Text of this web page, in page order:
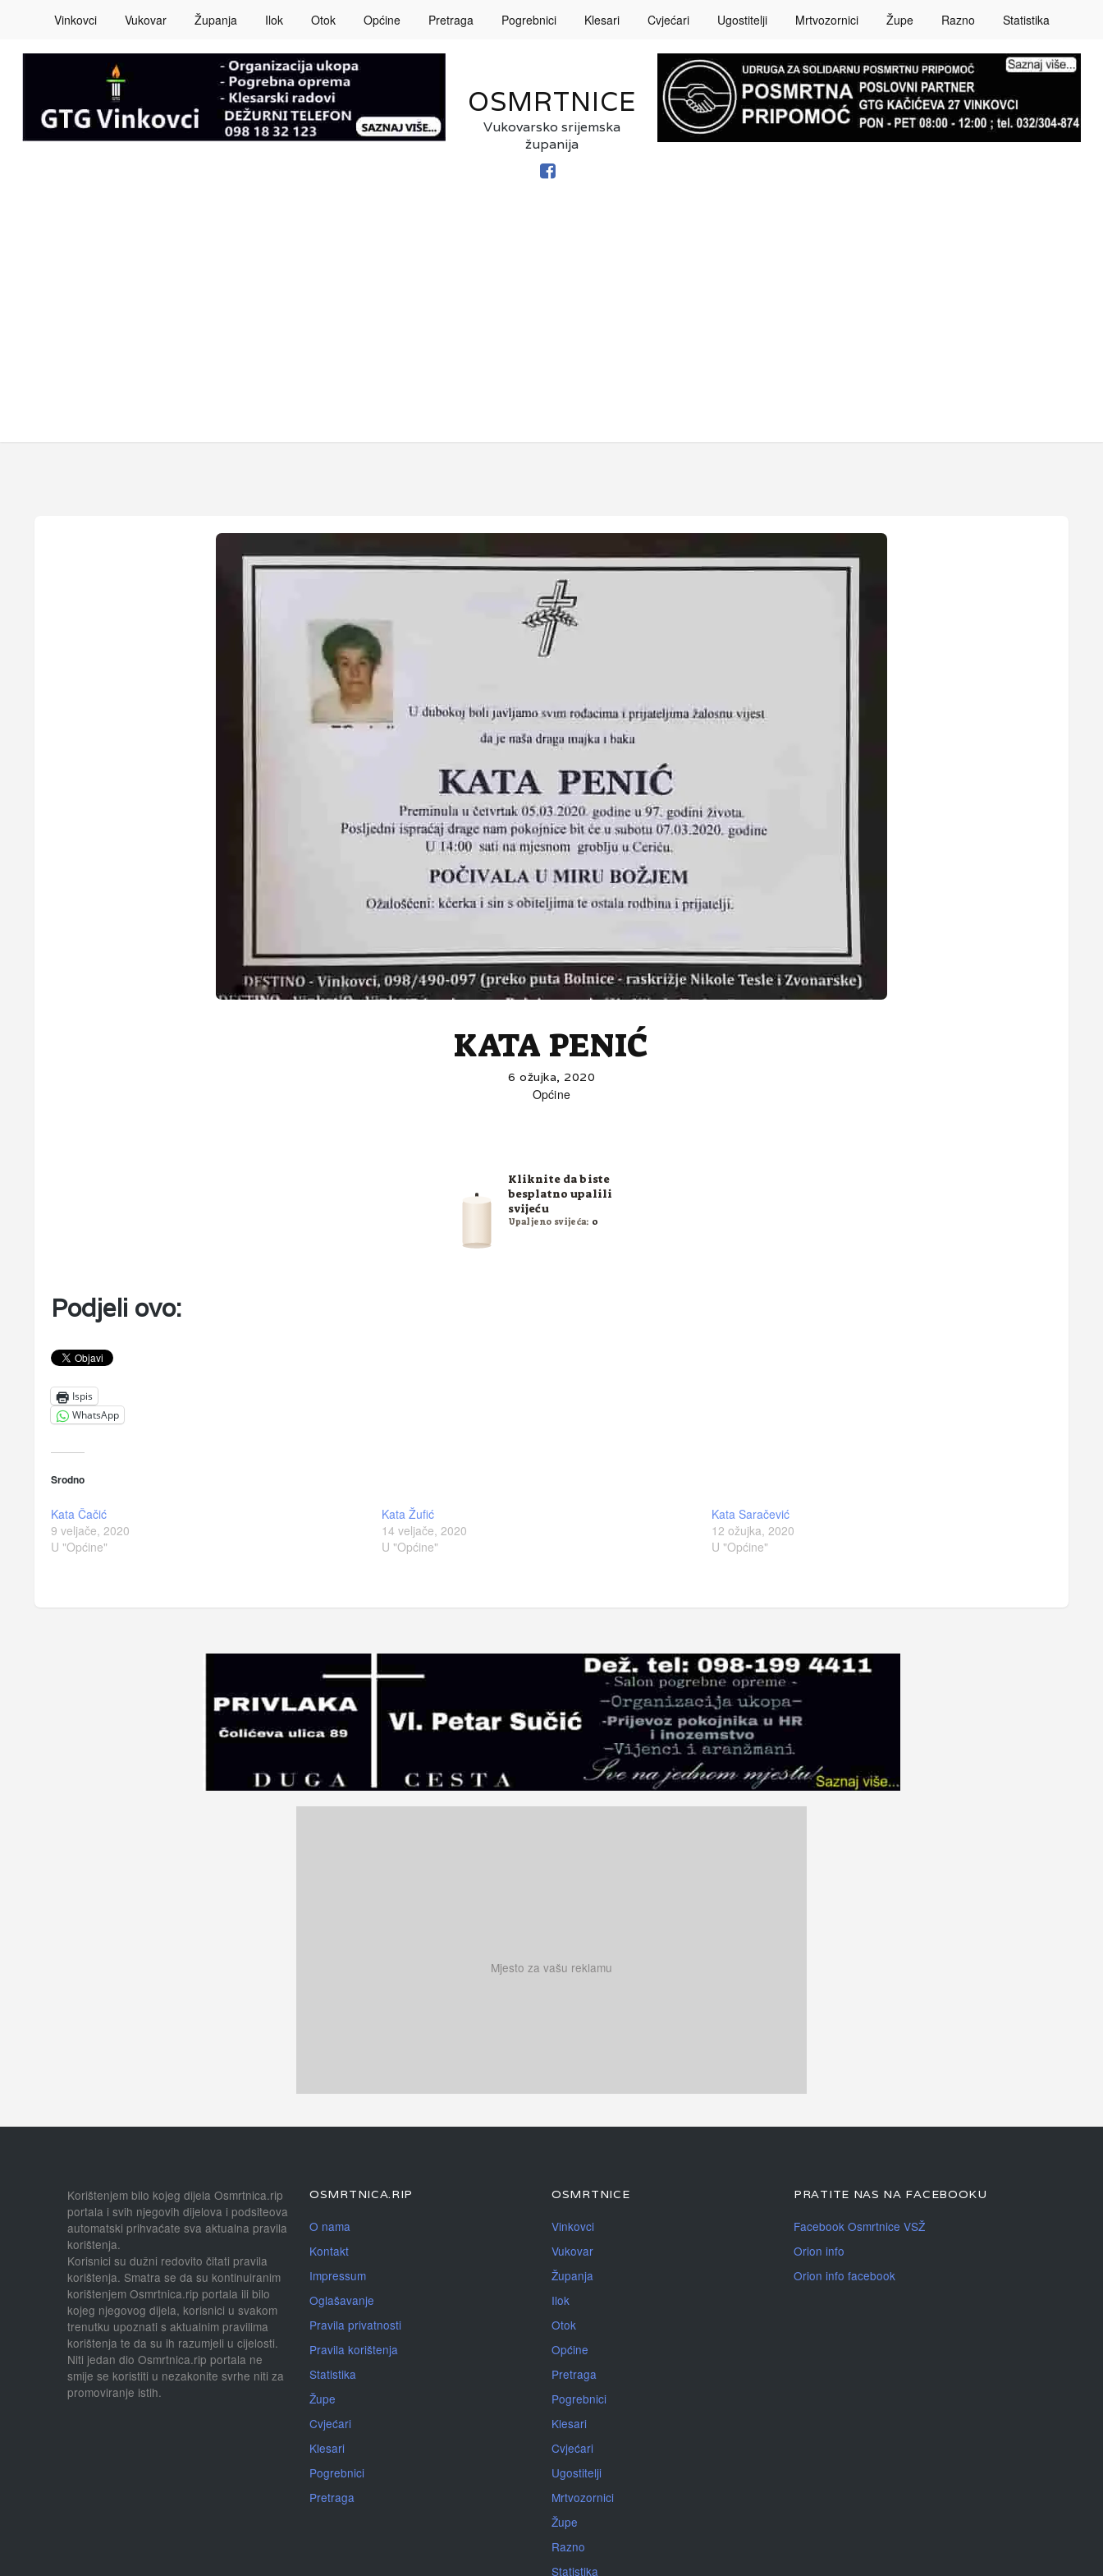
Vinkovci Vukovar Županja Ilok Otok Općine Pretraga Pogrebnici Klesari Cvjećari Ugostitelji Mrtvozornici Župe Razno Statistika
OSMRTNICE
Vukovarsko srijemska
županija
KATA PENIĆ
6 ožujka, 2020
Općine
Kliknite da biste
besplatno upalili
svijeću
Upaljeno svijeća: 0
Podjeli ovo:
Ispis
WhatsApp
Srodno
Kata Čačić
9 veljače, 2020
U "Općine"
Kata Žufić
14 veljače, 2020
U "Općine"
Kata Saračević
12 ožujka, 2020
U "Općine"
Mjesto za vašu reklamu
Korištenjem bilo kojeg dijela Osmrtnica.rip
portala i svih njegovih dijelova i podsiteova
automatski prihvaćate sva aktualna pravila
korištenja.
Korisnici su dužni redovito čitati pravila
korištenja. Smatra se da su kontinuiranim
korištenjem Osmrtnica.rip portala ili bilo
kojeg njegovog dijela, korisnici u svakom
trenutku upoznati s aktualnim pravilima
korištenja te da su ih razumjeli u cijelosti.
Niti jedan dio Osmrtnica.rip portala ne
smije se koristiti u nezakonite svrhe niti za
promoviranje istih.
OSMRTNICA.RIP
O nama
Kontakt
Impressum
Oglašavanje
Pravila privatnosti
Pravila korištenja
Statistika
Župe
Cvjećari
Klesari
Pogrebnici
Pretraga
OSMRTNICE
Vinkovci
Vukovar
Županja
Ilok
Otok
Općine
Pretraga
Pogrebnici
Klesari
Cvjećari
Ugostitelji
Mrtvozornici
Župe
Razno
Statistika
PRATITE NAS NA FACEBOOKU
Facebook Osmrtnice VSŽ
Orion info
Orion info facebook